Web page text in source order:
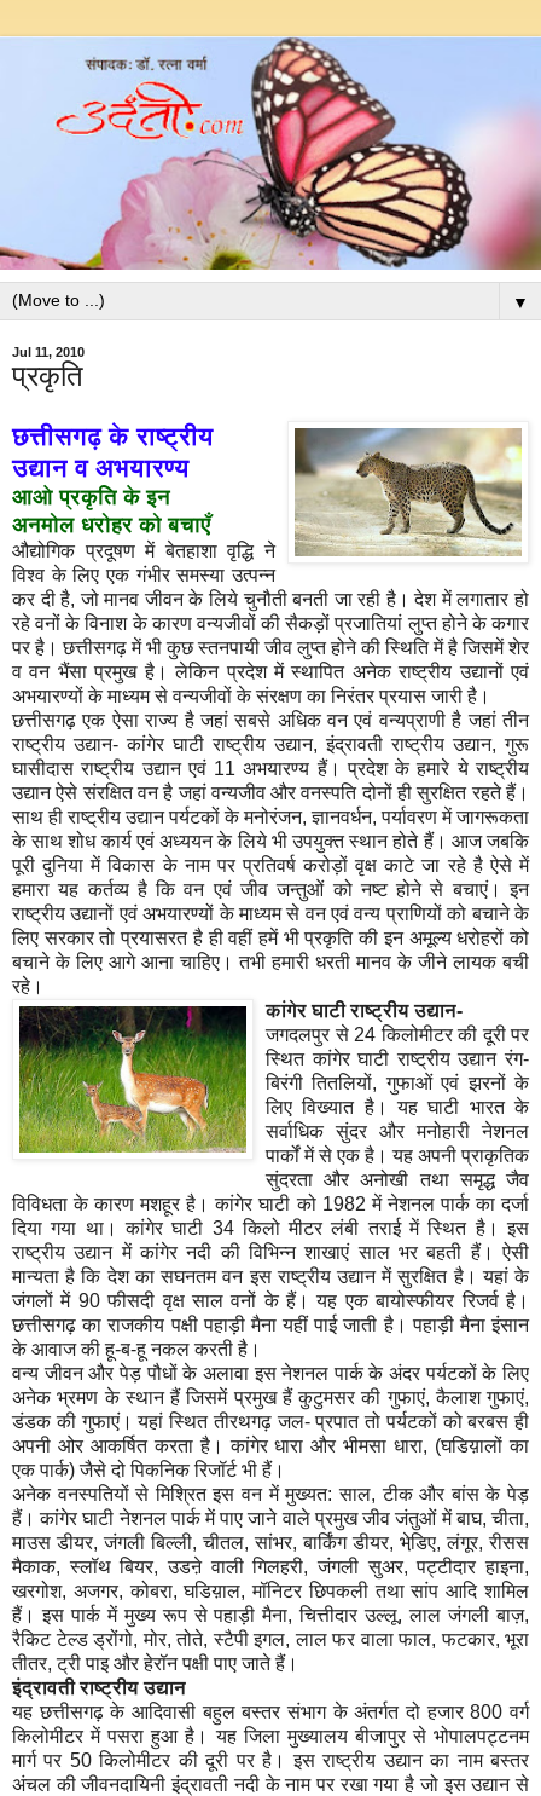
▼
Jul 11, 2010
प्रकृति
छत्तीसगढ़ के राष्ट्रीय
उद्यान व अभयारण्य
आओ प्रकृति के इन
अनमोल धरोहर को बचाएँ
औद्योगिक प्रदूषण में बेतहाशा वृद्धि ने
विश्व के लिए एक गंभीर समस्या उत्पन्न
कर दी है, जो मानव जीवन के लिये चुनौती बनती जा रही है। देश में लगातार हो
रहे वनों के विनाश के कारण वन्यजीवों की सैकड़ों प्रजातियां लुप्त होने के कगार
पर है। छत्तीसगढ़ में भी कुछ स्तनपायी जीव लुप्त होने की स्थिति में है जिसमें शेर
व वन भैंसा प्रमुख है। लेकिन प्रदेश में स्थापित अनेक राष्ट्रीय उद्यानों एवं
अभयारण्यों के माध्यम से वन्यजीवों के संरक्षण का निरंतर प्रयास जारी है।
छत्तीसगढ़ एक ऐसा राज्य है जहां सबसे अधिक वन एवं वन्यप्राणी है जहां तीन
राष्ट्रीय उद्यान- कांगेर घाटी राष्ट्रीय उद्यान, इंद्रावती राष्ट्रीय उद्यान, गुरू
घासीदास राष्ट्रीय उद्यान एवं 11 अभयारण्य हैं। प्रदेश के हमारे ये राष्ट्रीय
उद्यान ऐसे संरक्षित वन है जहां वन्यजीव और वनस्पति दोनों ही सुरक्षित रहते हैं।
साथ ही राष्ट्रीय उद्यान पर्यटकों के मनोरंजन, ज्ञानवर्धन, पर्यावरण में जागरूकता
के साथ शोध कार्य एवं अध्ययन के लिये भी उपयुक्त स्थान होते हैं। आज जबकि
पूरी दुनिया में विकास के नाम पर प्रतिवर्ष करोड़ों वृक्ष काटे जा रहे है ऐसे में
हमारा यह कर्तव्य है कि वन एवं जीव जन्तुओं को नष्ट होने से बचाएं। इन
राष्ट्रीय उद्यानों एवं अभयारण्यों के माध्यम से वन एवं वन्य प्राणियों को बचाने के
लिए सरकार तो प्रयासरत है ही वहीं हमें भी प्रकृति की इन अमूल्य धरोहरों को
बचाने के लिए आगे आना चाहिए। तभी हमारी धरती मानव के जीने लायक बची
रहे।
कांगेर घाटी राष्ट्रीय उद्यान-
जगदलपुर से 24 किलोमीटर की दूरी पर
स्थित कांगेर घाटी राष्ट्रीय उद्यान रंग-
बिरंगी तितलियों, गुफाओं एवं झरनों के
लिए विख्यात है। यह घाटी भारत के
सर्वाधिक सुंदर और मनोहारी नेशनल
पार्कों में से एक है। यह अपनी प्राकृतिक
सुंदरता और अनोखी तथा समृद्ध जैव
विविधता के कारण मशहूर है। कांगेर घाटी को 1982 में नेशनल पार्क का दर्जा
दिया गया था। कांगेर घाटी 34 किलो मीटर लंबी तराई में स्थित है। इस
राष्ट्रीय उद्यान में कांगेर नदी की विभिन्न शाखाएं साल भर बहती हैं। ऐसी
मान्यता है कि देश का सघनतम वन इस राष्ट्रीय उद्यान में सुरक्षित है। यहां के
जंगलों में 90 फीसदी वृक्ष साल वनों के हैं। यह एक बायोस्फीयर रिजर्व है।
छत्तीसगढ़ का राजकीय पक्षी पहाड़ी मैना यहीं पाई जाती है। पहाड़ी मैना इंसान
के आवाज की हू-ब-हू नकल करती है।
वन्य जीवन और पेड़ पौधों के अलावा इस नेशनल पार्क के अंदर पर्यटकों के लिए
अनेक भ्रमण के स्थान हैं जिसमें प्रमुख हैं कुटुमसर की गुफाएं, कैलाश गुफाएं,
डंडक की गुफाएं। यहां स्थित तीरथगढ़ जल- प्रपात तो पर्यटकों को बरबस ही
अपनी ओर आकर्षित करता है। कांगेर धारा और भीमसा धारा, (घडिय़ालों का
एक पार्क) जैसे दो पिकनिक रिजॉर्ट भी हैं।
अनेक वनस्पतियों से मिश्रित इस वन में मुख्यत: साल, टीक और बांस के पेड़
हैं। कांगेर घाटी नेशनल पार्क में पाए जाने वाले प्रमुख जीव जंतुओं में बाघ, चीता,
माउस डीयर, जंगली बिल्ली, चीतल, सांभर, बार्किंग डीयर, भेडि़ए, लंगूर, रीसस
मैकाक, स्लॉथ बियर, उडऩे वाली गिलहरी, जंगली सुअर, पट्टीदार हाइना,
खरगोश, अजगर, कोबरा, घडिय़ाल, मॉनिटर छिपकली तथा सांप आदि शामिल
हैं। इस पार्क में मुख्य रूप से पहाड़ी मैना, चित्तीदार उल्लू, लाल जंगली बाज़,
रैकिट टेल्ड ड्रोंगो, मोर, तोते, स्टैपी इगल, लाल फर वाला फाल, फटकार, भूरा
तीतर, ट्री पाइ और हेरॉन पक्षी पाए जाते हैं।
इंद्रावती राष्ट्रीय उद्यान
यह छत्तीसगढ़ के आदिवासी बहुल बस्तर संभाग के अंतर्गत दो हजार 800 वर्ग
किलोमीटर में पसरा हुआ है। यह जिला मुख्यालय बीजापुर से भोपालपट्टनम
मार्ग पर 50 किलोमीटर की दूरी पर है। इस राष्ट्रीय उद्यान का नाम बस्तर
अंचल की जीवनदायिनी इंद्रावती नदी के नाम पर रखा गया है जो इस उद्यान से